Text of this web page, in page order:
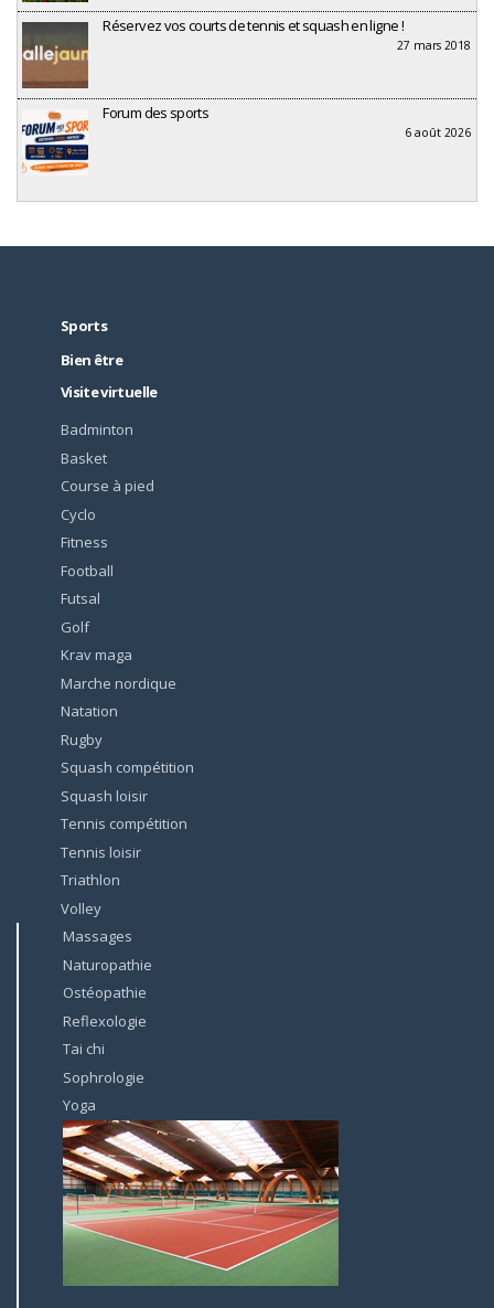
Réservez vos courts de tennis et squash en ligne !
27 mars 2018
Forum des sports
6 août 2026
Sports
Bien être
Visite virtuelle
Badminton
Basket
Course à pied
Cyclo
Fitness
Football
Futsal
Golf
Krav maga
Marche nordique
Natation
Rugby
Squash compétition
Squash loisir
Tennis compétition
Tennis loisir
Triathlon
Volley
Massages
Naturopathie
Ostéopathie
Reflexologie
Tai chi
Sophrologie
Yoga